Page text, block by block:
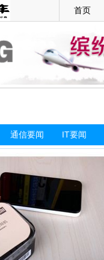
首页
通信要闻 IT要闻